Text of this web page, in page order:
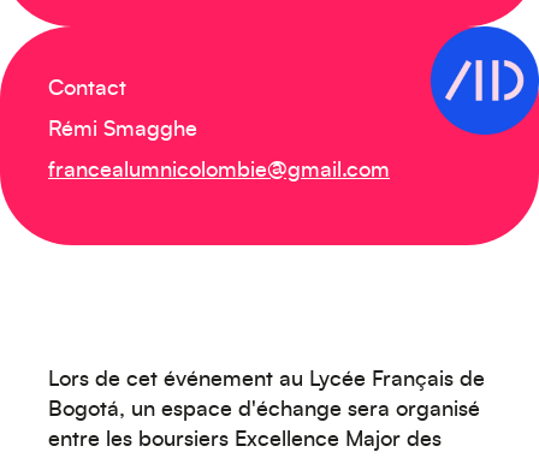
Contact
Rémi Smagghe
francealumnicolombie@gmail.com
Lors de cet événement au Lycée Français de
Bogotá, un espace d'échange sera organisé
entre les boursiers Excellence Major des
Créez votre événement